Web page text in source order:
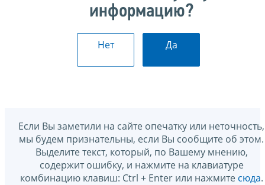
информацию?
Нет Да
Если Вы заметили на сайте опечатку или неточность,
мы будем признательны, если Вы сообщите об этом.
Выделите текст, который, по Вашему мнению,
содержит ошибку, и нажмите на клавиатуре
комбинацию клавиш: Ctrl + Enter или нажмите сюда.